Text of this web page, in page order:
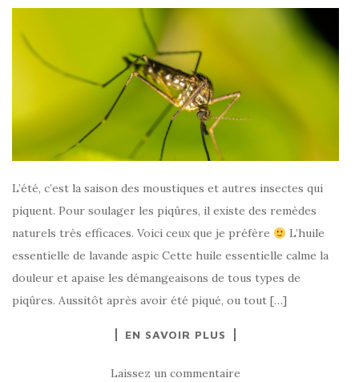
L’été, c’est la saison des moustiques et autres insectes qui
piquent. Pour soulager les piqûres, il existe des remèdes
naturels très efficaces. Voici ceux que je préfère
L’huile
essentielle de lavande aspic Cette huile essentielle calme la
douleur et apaise les démangeaisons de tous types de
piqûres. Aussitôt après avoir été piqué, ou tout […]
EN SAVOIR PLUS
Laissez un commentaire